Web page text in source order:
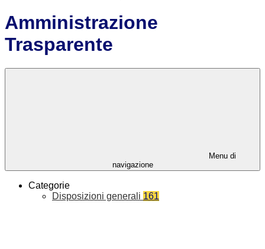
Amministrazione
Trasparente
Menu di
navigazione
Categorie
Disposizioni generali 161